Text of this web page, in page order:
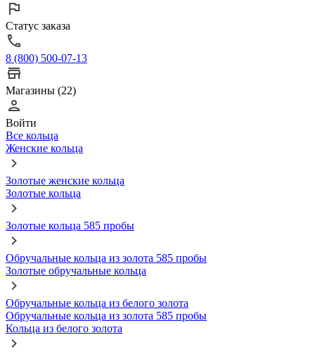
Статус заказа
8 (800) 500-07-13
Магазины (22)
Войти
Все кольца
Женские кольца
Золотые женские кольца
Золотые кольца
Золотые кольца 585 пробы
Обручальные кольца из золота 585 пробы
Золотые обручальные кольца
Обручальные кольца из белого золота
Обручальные кольца из золота 585 пробы
Кольца из белого золота